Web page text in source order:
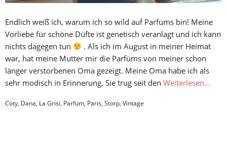
Endlich weiß ich, warum ich so wild auf Parfüms bin! Meine
Vorliebe für schöne Düfte ist genetisch veranlagt und ich kann
nichts dagegen tun
. Als ich im August in meiner Heimat
war, hat meine Mutter mir die Parfüms von meiner schon
länger verstorbenen Oma gezeigt. Meine Oma habe ich als
sehr modisch in Erinnerung. Sie trug seit den Weiterlesen…
Coty, Dana, La Grisi, Parfum, Paris, Storp, Vintage